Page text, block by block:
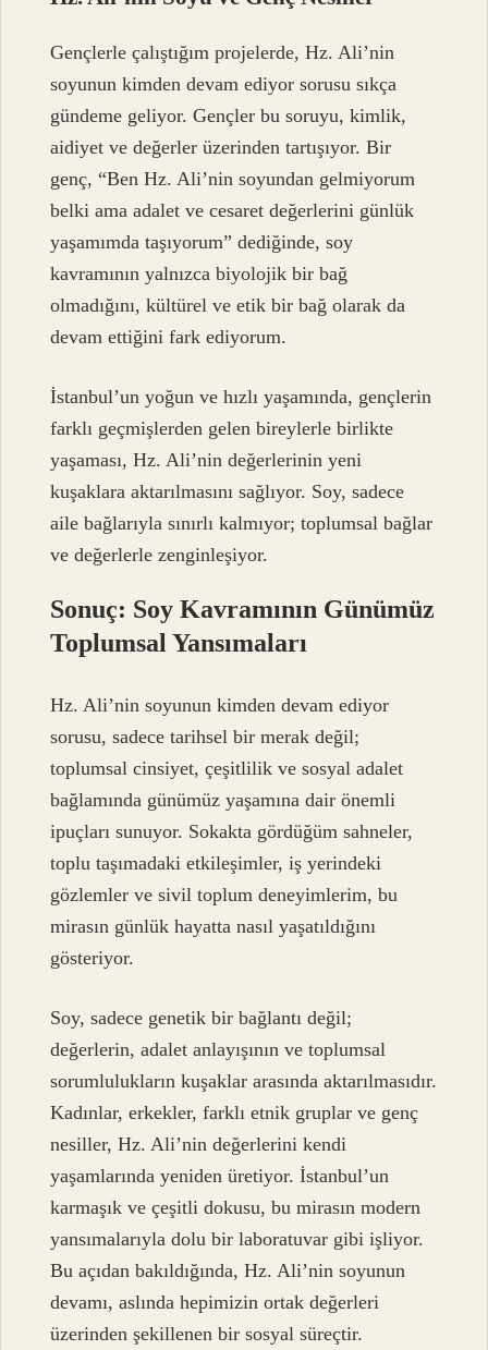
Gençlerle çalıştığım projelerde, Hz. Ali’nin
soyunun kimden devam ediyor sorusu sıkça
gündeme geliyor. Gençler bu soruyu, kimlik,
aidiyet ve değerler üzerinden tartışıyor. Bir
genç, “Ben Hz. Ali’nin soyundan gelmiyorum
belki ama adalet ve cesaret değerlerini günlük
yaşamımda taşıyorum” dediğinde, soy
kavramının yalnızca biyolojik bir bağ
olmadığını, kültürel ve etik bir bağ olarak da
devam ettiğini fark ediyorum.
İstanbul’un yoğun ve hızlı yaşamında, gençlerin
farklı geçmişlerden gelen bireylerle birlikte
yaşaması, Hz. Ali’nin değerlerinin yeni
kuşaklara aktarılmasını sağlıyor. Soy, sadece
aile bağlarıyla sınırlı kalmıyor; toplumsal bağlar
ve değerlerle zenginleşiyor.
Sonuç: Soy Kavramının Günümüz
Toplumsal Yansımaları
Hz. Ali’nin soyunun kimden devam ediyor
sorusu, sadece tarihsel bir merak değil;
toplumsal cinsiyet, çeşitlilik ve sosyal adalet
bağlamında günümüz yaşamına dair önemli
ipuçları sunuyor. Sokakta gördüğüm sahneler,
toplu taşımadaki etkileşimler, iş yerindeki
gözlemler ve sivil toplum deneyimlerim, bu
mirasın günlük hayatta nasıl yaşatıldığını
gösteriyor.
Soy, sadece genetik bir bağlantı değil;
değerlerin, adalet anlayışının ve toplumsal
sorumlulukların kuşaklar arasında aktarılmasıdır.
Kadınlar, erkekler, farklı etnik gruplar ve genç
nesiller, Hz. Ali’nin değerlerini kendi
yaşamlarında yeniden üretiyor. İstanbul’un
karmaşık ve çeşitli dokusu, bu mirasın modern
yansımalarıyla dolu bir laboratuvar gibi işliyor.
Bu açıdan bakıldığında, Hz. Ali’nin soyunun
devamı, aslında hepimizin ortak değerleri
üzerinden şekillenen bir sosyal süreçtir.